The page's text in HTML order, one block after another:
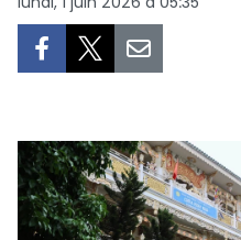
PAYS